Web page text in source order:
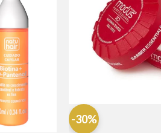
-30%